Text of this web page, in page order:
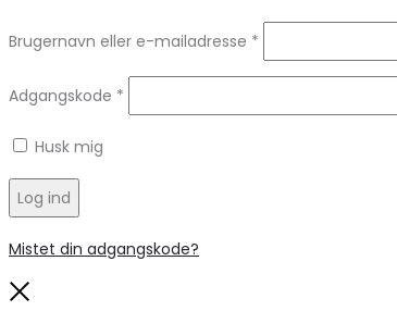
Brugernavn eller e-mailadresse *
Adgangskode *
Husk mig
Log ind
Mistet din adgangskode?